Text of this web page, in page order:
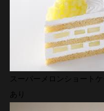
スーパーメロンショート
あり